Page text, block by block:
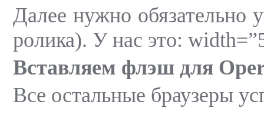
Далее нужно обязательно
ролика). У нас это:
Вставляем флэш для
Все остальные браузеры